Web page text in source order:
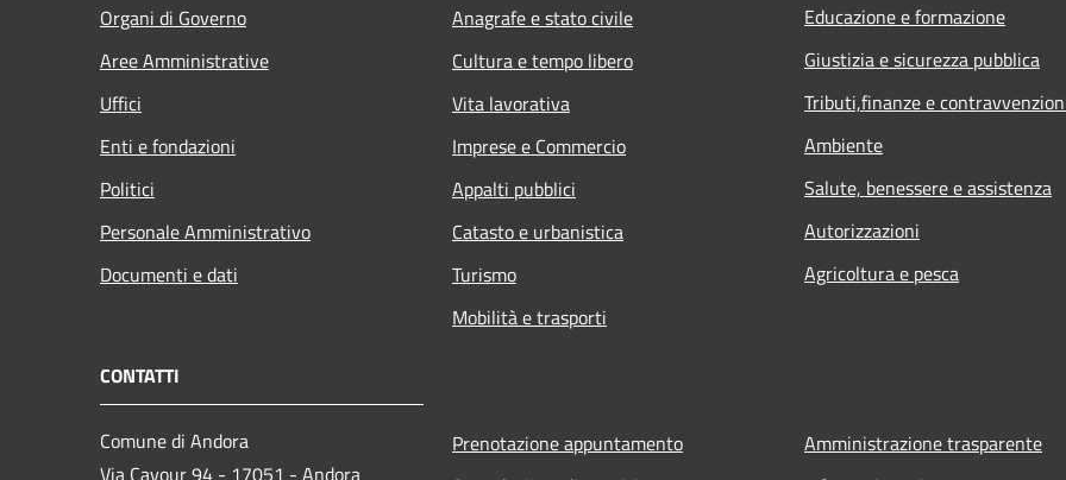
Organi di Governo
Aree Amministrative
Uffici
Enti e fondazioni
Politici
Personale Amministrativo
Documenti e dati
Anagrafe e stato civile
Cultura e tempo libero
Vita lavorativa
Imprese e Commercio
Appalti pubblici
Catasto e urbanistica
Turismo
Mobilità e trasporti
Educazione e formazione
Giustizia e sicurezza pubblica
Tributi,finanze e
Ambiente
Salute, benessere e assistenza
Autorizzazioni
Agricoltura e pesca
CONTATTI
Comune di Andora
Via Cavour 94 - 17051 - Andora
Prenotazione appuntamento
Amministrazione trasparente